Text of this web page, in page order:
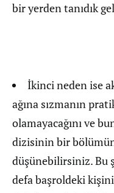
bir yerden tanıdık
İkinci neden ise
ağına sızmanın
olamayacağını ve
dizisinin bir
düşünebilirsiniz. Bu
defa başroldeki